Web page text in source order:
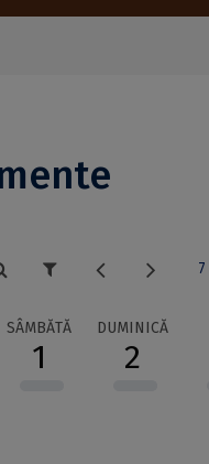
7
SÂMBĂTĂ
1
DUMINICĂ
2